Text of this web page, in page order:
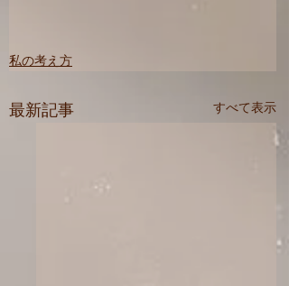
私の考え方
最新記事 すべて表示